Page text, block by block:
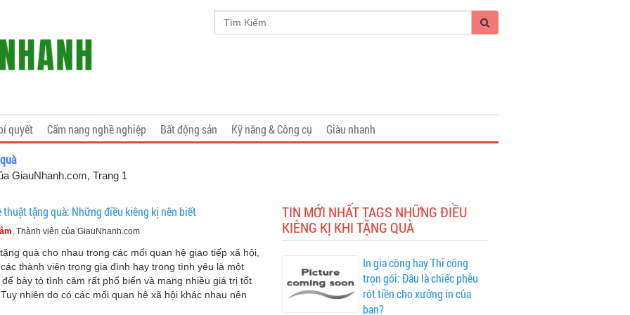
quyết Cẩm nang nghề nghiệp Bất động sản Kỹ năng & Công cụ Giàu nhanh
GiauNhanh.com, Trang 1
thuật tặng quà: Những điều kiêng kị nên biết
, Thành viên của GiauNhanh.com
quà cho nhau trong các mối quan hệ giao tiếp xã hội,
thành viên trong gia đình hay trong tình yêu là một
để bày tỏ tình cảm rất phổ biến và mang nhiều giá trị tốt
nhiên do có các mối quan hệ xã hội khác nhau nên
TIN MỚI NHẤT TAGS NHỮNG ĐIỀU
KIÊNG KỊ KHI TẶNG QUÀ
In gia công hay Thi công
trọn gói: Đâu là chiếc phễu
rót tiền cho xưởng in của
bạn?